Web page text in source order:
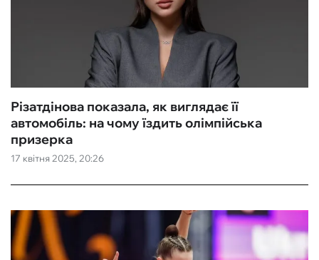
17 квітня 2025, 20:26
Різатдінова показала, як виглядає її
автомобіль: на чому їздить олімпійська
призерка